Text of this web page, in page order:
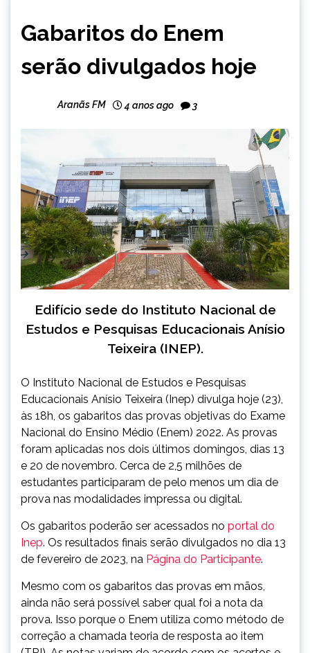
NOTÍCIAS
Gabaritos do Enem
serão divulgados hoje
Aranãs FM 4 anos ago 3
Edifício sede do Instituto Nacional de
Estudos e Pesquisas Educacionais Anísio
Teixeira (INEP).
O Instituto Nacional de Estudos e Pesquisas
Educacionais Anísio Teixeira (Inep) divulga hoje (23),
às 18h, os gabaritos das provas objetivas do Exame
Nacional do Ensino Médio (Enem) 2022. As provas
foram aplicadas nos dois últimos domingos, dias 13
e 20 de novembro. Cerca de 2,5 milhões de
estudantes participaram de pelo menos um dia de
prova nas modalidades impressa ou digital.
Os gabaritos poderão ser acessados no portal do
Inep. Os resultados finais serão divulgados no dia 13
de fevereiro de 2023, na Página do Participante.
Mesmo com os gabaritos das provas em mãos,
ainda não será possível saber qual foi a nota da
prova. Isso porque o Enem utiliza como método de
correção a chamada teoria de resposta ao item